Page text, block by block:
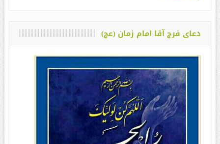
دعای فرج آقا امام زمان (عج)